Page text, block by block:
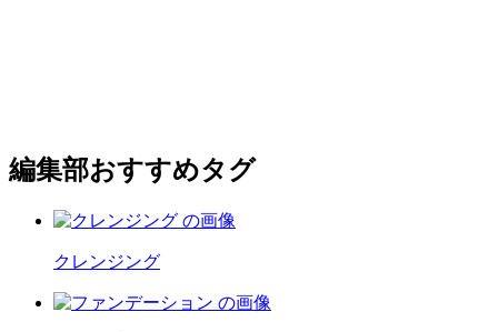
編集部おすすめタグ
クレンジング